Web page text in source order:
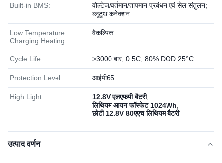
Built-in BMS:
वोल्टेज/वर्तमान/तापमान प्रबंधन एवं सेल संतुलन;
ब्लूटूथ कनेक्शन
Low Temperature
Charging Heating:
वैकल्पिक
Cycle Life: >3000 बार, 0.5C, 80% DOD 25°C
Protection Level: आईपी65
High Light: 12.8V एलएफपी बैटरी,
लिथियम आयन फॉस्फेट 1024Wh
छोटी 12.8V 80एएच लिथियम बैटरी
उत्पाद वर्णन